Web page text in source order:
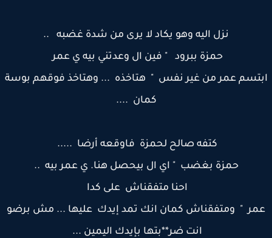
نزل اليه وهو يكاد لا يرى من شدة غضبه ..
حمزة ببرود " فين ال وعدتني بيه ي عمر
عمر من غير نفس " هتاخذه ... وهتاخذ فوقهم بوسة
كمان ....
كتفه صالح لحمزة فاوقعه أرضا .....
حمزة بغضب " اي ال بيحصل هنا. ي عمر بيه ..
احنا متفقناش على كدا
" ومتفقناش كمان انك تمد إيدك عليها ... مش برضو
انت ضر**بتها بإيدك اليمين ...